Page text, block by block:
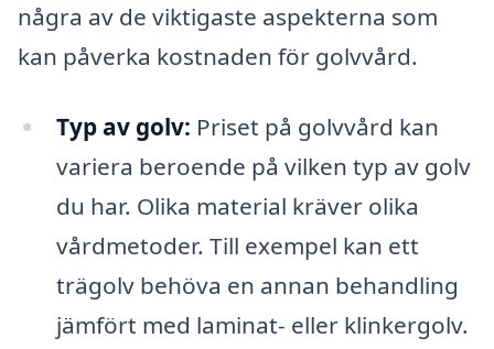
några av de viktigaste aspekterna som
kan påverka kostnaden för golvvård.
Typ av golv: Priset på golvvård kan
variera beroende på vilken typ av golv
du har. Olika material kräver olika
vårdmetoder. Till exempel kan ett
trägolv behöva en annan behandling
jämfört med laminat- eller klinkergolv.